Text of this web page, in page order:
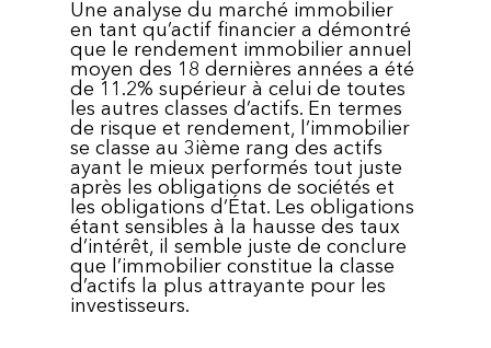
Une analyse du marché immobilier
en tant qu’actif financier a démontré
que le rendement immobilier annuel
moyen des 18 dernières années a été
de 11.2% supérieur à celui de toutes
les autres classes d’actifs. En termes
de risque et rendement, l’immobilier
se classe au 3ième rang des actifs
ayant le mieux performés tout juste
après les obligations de sociétés et
les obligations d’État. Les obligations
étant sensibles à la hausse des taux
d’intérêt, il semble juste de conclure
que l’immobilier constitue la classe
d’actifs la plus attrayante pour les
investisseurs.